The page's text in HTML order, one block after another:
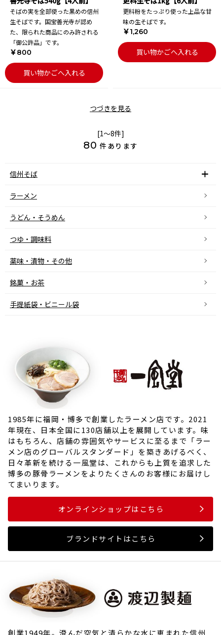
そばの実を全部使った黒めの信州
生そばです。国宝善光寺が認め
た、限られた商品にのみ許される
「御公許品」です。
￥800
買い物かごへ入れる
更科粉をたっぷり使った上品な甘
味の生そばです。
￥1,260
買い物かごへ入れる
つづきを見る
[1～8件]
80 件あります
信州そば
ラーメン
うどん・そうめん
つゆ・調味料
薬味・漬物・その他
銘菓・お茶
手提紙袋・ビニール袋
1985年に福岡・博多で創業したラーメン店です。2021
年現在、日本全国に130店舗以上を展開しています。味
はもちろん、店舗の雰囲気やサービスに至るまで「ラー
メン店のグローバルスタンダード」を築きあげるべく、
日々革新を続ける一風堂は、これからも上質を追求した
博多の豚骨ラーメンをよりたくさんのお客様にお届けし
てまいります。
オンラインショップはこちら
ブランドサイトはこちら
創業1949年。澄んだ空気と清らかな水に恵まれた信州